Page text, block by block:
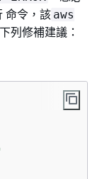
命令，該 aws
列修補建議：